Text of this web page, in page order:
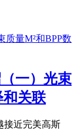
一）光束
和关联
接近完美高斯